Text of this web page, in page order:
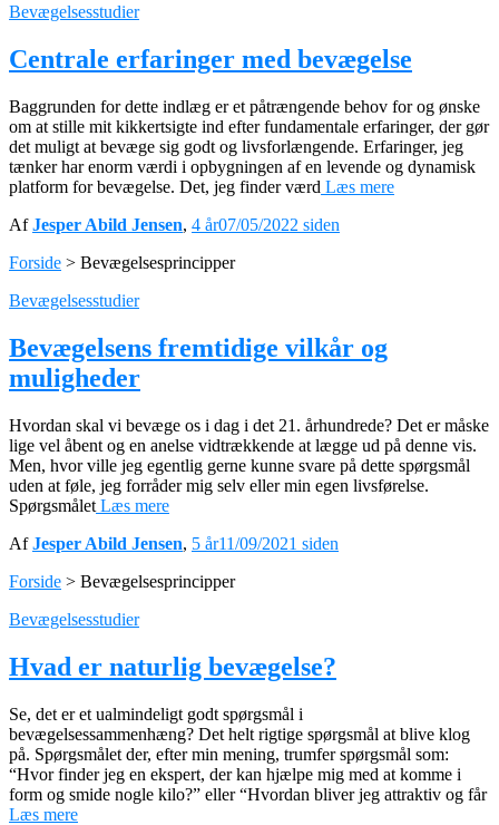
Bevægelsesstudier
Centrale erfaringer med bevægelse
Baggrunden for dette indlæg er et påtrængende behov for og ønske
om at stille mit kikkertsigte ind efter fundamentale erfaringer, der gør
det muligt at bevæge sig godt og livsforlængende. Erfaringer, jeg
tænker har enorm værdi i opbygningen af en levende og dynamisk
platform for bevægelse. Det, jeg finder værd Læs mere
AfJesper Abild Jensen, 4 år07/05/2022 siden
Forside > Bevægelsesprincipper
Bevægelsesstudier
Bevægelsens fremtidige vilkår og
muligheder
Hvordan skal vi bevæge os i dag i det 21. århundrede? Det er måske
lige vel åbent og en anelse vidtrækkende at lægge ud på denne vis.
Men, hvor ville jeg egentlig gerne kunne svare på dette spørgsmål
uden at føle, jeg forråder mig selv eller min egen livsførelse.
Spørgsmålet Læs mere
AfJesper Abild Jensen, 5 år11/09/2021 siden
Forside > Bevægelsesprincipper
Bevægelsesstudier
Hvad er naturlig bevægelse?
Se, det er et ualmindeligt godt spørgsmål i
bevægelsessammenhæng? Det helt rigtige spørgsmål at blive klog
på. Spørgsmålet der, efter min mening, trumfer spørgsmål som:
“Hvor finder jeg en ekspert, der kan hjælpe mig med at komme i
form og smide nogle kilo?” eller “Hvordan bliver jeg attraktiv og får
Læs mere